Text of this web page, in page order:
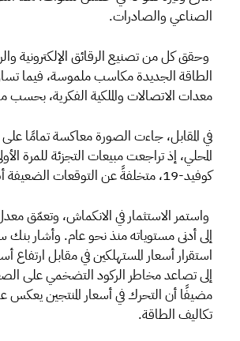
الصناعي والصادرات.
وحقق كل من تصنيع الرقائق الإلكترونية
الطاقة الجديدة مكاسب ملموسة، فيما
معدات الاتصالات والملكية الفكرية، بحسب
في المقابل، جاءت الصورة معاكسة تمامًا
المحلي، إذ تراجعت مبيعات التجزئة للمرة
كوفيد-19، متخلفةً عن التوقعات الضعيفة أصلًا.
واستمر الاستثمار في الانكماش، وتعمّق
إلى أدنى مستوياته منذ نحو عام. وأشار بنك
استقرار أسعار المستهلكين في مقابل ارتفاع
إلى تصاعد مخاطر الركود التضخمي على
مضيفًا أن التحرك في أسعار المنتجين يعكس
تكاليف الطاقة.